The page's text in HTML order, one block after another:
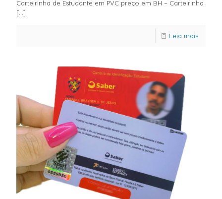
Carteirinha de Estudante em PVC preço em BH – Carteirinha
[…]
Leia mais